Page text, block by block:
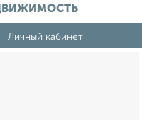
Личный кабинет